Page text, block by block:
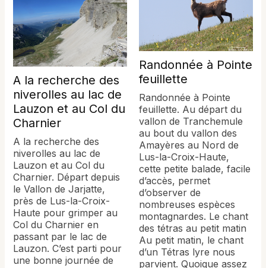
A la recherche des
niverolles au lac de
Lauzon et au Col du
Charnier
A la recherche des
niverolles au lac de
Lauzon et au Col du
Charnier. Départ depuis
le Vallon de Jarjatte,
près de Lus-la-Croix-
Haute pour grimper au
Col du Charnier en
passant par le lac de
Lauzon. C’est parti pour
une bonne journée de
Randonnée à Pointe
feuillette
Randonnée à Pointe
feuillette. Au départ du
vallon de Tranchemule
au bout du vallon des
Amayères au Nord de
Lus-la-Croix-Haute,
cette petite balade, facile
d’accès, permet
d’observer de
nombreuses espèces
montagnardes. Le chant
des tétras au petit matin
Au petit matin, le chant
d’un Tétras lyre nous
parvient. Quoique assez